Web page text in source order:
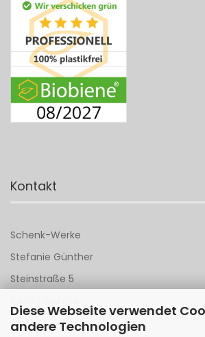
Diese Webseite verwendet
andere Technologien
Kontakt
Schenk-Werke
Stefanie Günther
Steinstraße 5
Tel 06151 - 148 142